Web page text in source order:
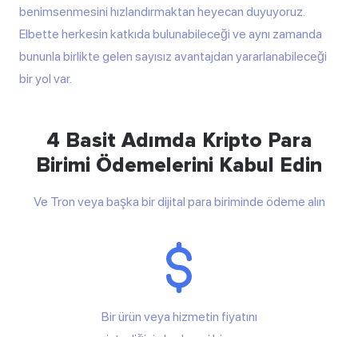
benimsenmesini hızlandırmaktan heyecan duyuyoruz.
Elbette herkesin katkıda bulunabileceği ve aynı zamanda
bununla birlikte gelen sayısız avantajdan yararlanabileceği
bir yol var.
4 Basit Adımda Kripto Para
Birimi Ödemelerini Kabul Edin
Ve Tron veya başka bir dijital para biriminde ödeme alın
Bir ürün veya hizmetin fiyatını